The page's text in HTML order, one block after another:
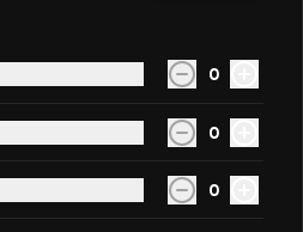
Torta cuchareable de
Chocolate
Cuchareable de torta de chocolate
0
0
0